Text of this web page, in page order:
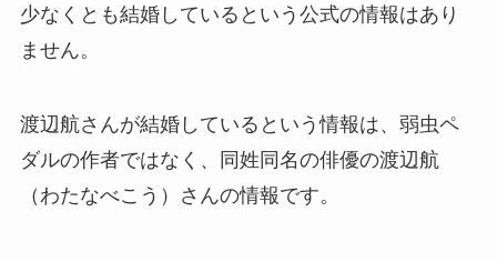
少なくとも結婚しているという公式の情報はあり
ません。
渡辺航さんが結婚しているという情報は、弱虫ペ
ダルの作者ではなく、同姓同名の俳優の渡辺航
（わたなべこう）さんの情報です。